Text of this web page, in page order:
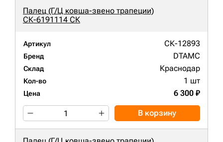
Палец (Г/Ц ковша-звено трапеции)
СК-6191114 СК
Артикул СК-12893
Бренд DTAMC
Склад Краснодар
Кол-во 1 шт
Цена 6 300 ₽
В корзину